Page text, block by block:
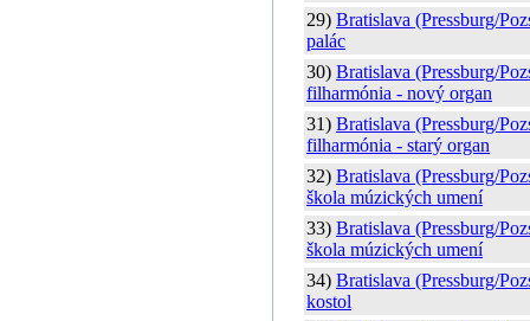
29) Bratislava (Pressburg/
palác
30) Bratislava (Pressburg/
filharmónia - nový organ
31) Bratislava (Pressburg/
filharmónia - starý organ
32) Bratislava (Pressburg/
škola múzických umení
33) Bratislava (Pressburg/
škola múzických umení
34) Bratislava (Pressburg/
kostol